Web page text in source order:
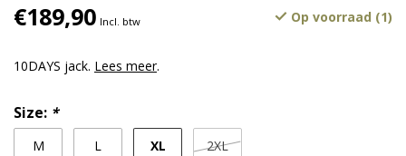
€189,90 Incl. btw Op voorraad (1)
10DAYS jack. Lees meer.
Size: *
M L XL 2XL